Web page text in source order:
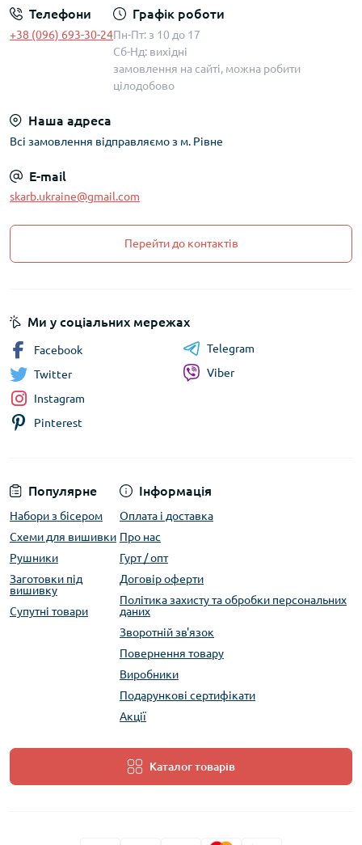
Телефони
+38 (096) 693-30-24
Графік роботи
Пн-Пт: з 10 до 17
Сб-Нд: вихідні
замовлення на сайті, можна робити
цілодобово
Наша адреса
Всі замовлення відправляємо з м. Рівне
E-mail
skarb.ukraine@gmail.com
Перейти до контактів
Популярне
Набори з бісером
Схеми для вишивки
Рушники
Заготовки під
вишивку
Супутні товари
Інформація
Оплата і доставка
Про нас
Гурт / опт
Договір оферти
Політика захисту та обробки персональних
даних
Зворотній зв'язок
Повернення товару
Виробники
Подарункові сертифікати
Акції
Каталог товарів
Ми у соціальних мережах
Facebook
Twitter
Instagram
Pinterest
Telegram
Viber